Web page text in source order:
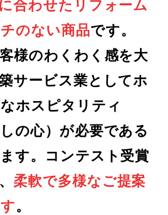
合わせたリフォーム
のない商品です。
様のわくわく感を大
サービス業としてホ
ホスピタリティ
の心）が必要である
す。コンテスト受賞
柔軟で多様なご提案
。